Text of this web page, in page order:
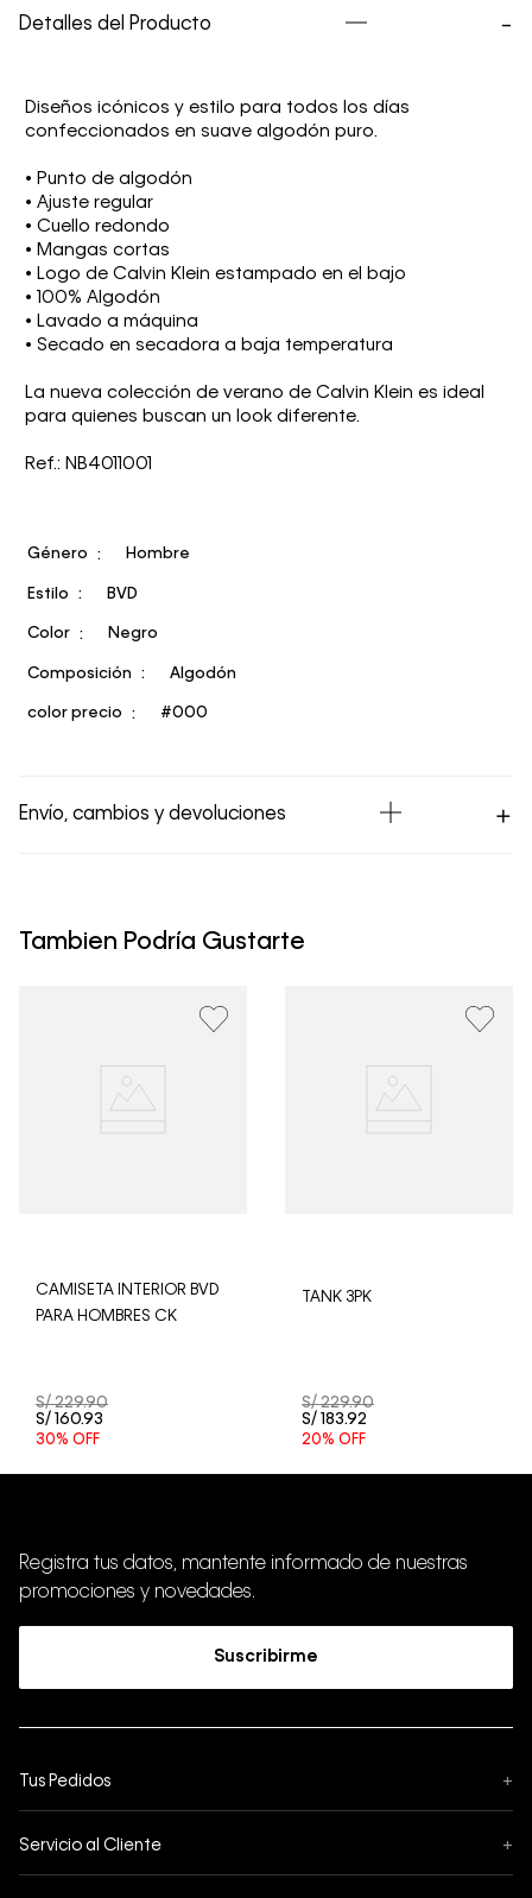
Detalles del Producto
Diseños icónicos y estilo para todos los días
confeccionados en suave algodón puro.
• Punto de algodón
• Ajuste regular
• Cuello redondo
• Mangas cortas
• Logo de Calvin Klein estampado en el bajo
• 100% Algodón
• Lavado a máquina
• Secado en secadora a baja temperatura
La nueva colección de verano de Calvin Klein es ideal
para quienes buscan un look diferente.
Ref.: NB4011001
Género Hombre
Estilo BVD
Color Negro
Composición Algodón
color precio #000
Envío, cambios y devoluciones
hábiles para envíos a provincia. Envíos gratis en Lima
procesará desde el día hábil siguiente. Por higiene y
aceptamos devoluciones en ropa interior y trajes de
Tambien Podría Gustarte
CAMISETA INTERIOR BVD
PARA HOMBRES CK
S/ 229.90
S/ 160.93
30% OFF
TANK 3PK
S/ 229.90
S/ 183.92
20% OFF
Registra tus datos, mantente informado de nuestras
promociones y novedades.
Suscribirme
Tus Pedidos +
Servicio al Cliente +